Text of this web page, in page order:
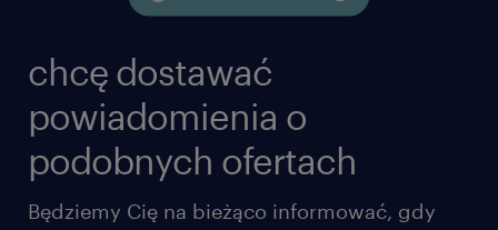
chcę dostawać
powiadomienia o
podobnych ofertach
Będziemy Cię na bieżąco informować, gdy